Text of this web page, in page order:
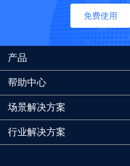
免费使用
产品
帮助中心
场景解决方案
行业解决方案